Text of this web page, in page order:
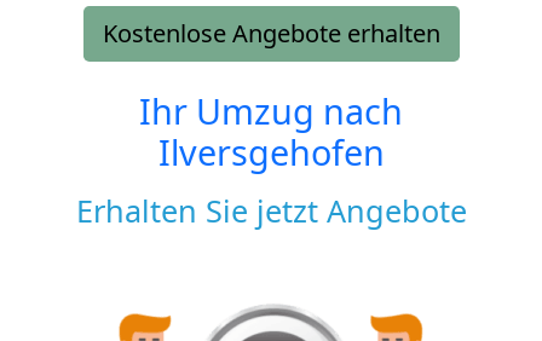
Kostenlose Angebote erhalten
Ihr Umzug nach
Ilversgehofen
Erhalten Sie jetzt Angebote